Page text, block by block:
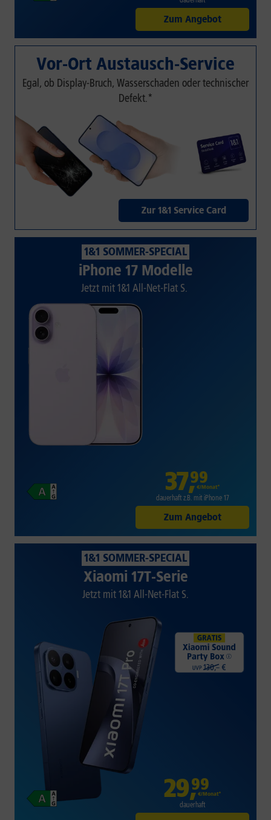
Zum Angebot
Vor-Ort Austausch-Service
Egal, ob Display-Bruch, Wasserschaden oder technischer
Defekt.*
Zur 1&1 Service Card
1&1 SOMMER-SPECIAL
iPhone 17 Modelle
Jetzt mit 1&1 All-Net-Flat S.
37,99
€/Monat*
dauerhaft z.B. mit iPhone 17
Zum Angebot
1&1 SOMMER-SPECIAL
Xiaomi 17T-Serie
Jetzt mit 1&1 All-Net-Flat S.
29,
99
€/Monat*
dauerhaft